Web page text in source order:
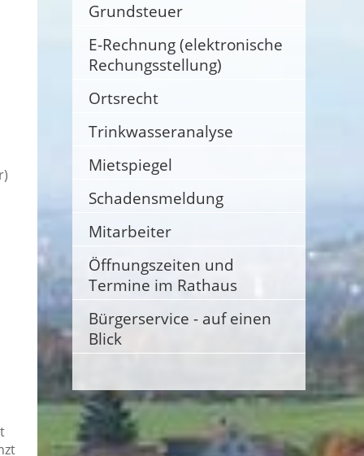
Grundsteuer
E-Rechnung (elektronische
Rechungsstellung)
Ortsrecht
Trinkwasseranalyse
Mietspiegel
Schadensmeldung
Mitarbeiter
Öffnungszeiten und
Termine im Rathaus
Bürgerservice - auf einen
Blick